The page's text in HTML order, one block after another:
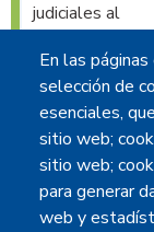
judiciales al
Radicación de
En las
selección de
esenciales,
sitio web;
sitio web;
para generar
web y